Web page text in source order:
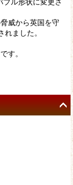
威から英国を守
ました。
す。